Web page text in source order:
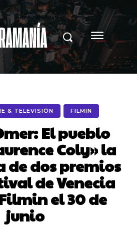
& TELEVISIÓN FILMIN
El pueblo
Coly» la
de dos premios
de Venecia
el 30 de
junio